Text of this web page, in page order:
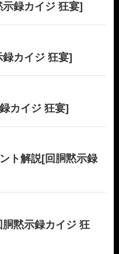
録カイジ 狂宴]
カイジ 狂宴]
カイジ 狂宴]
ト解説[回胴黙示録
黙示録カイジ 狂